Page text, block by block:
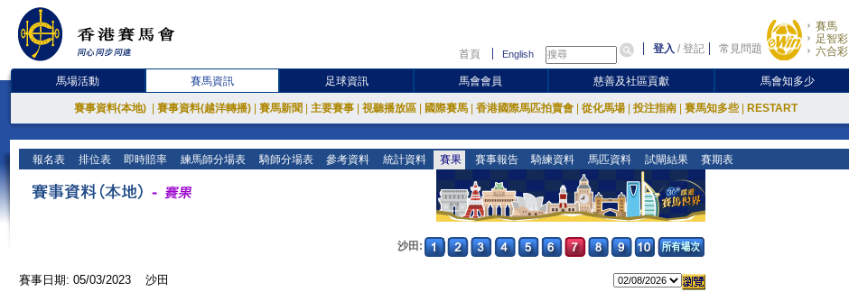
首頁 English 登入 /登記 常見問題
賽馬
足智彩
六合彩
馬場活動 賽馬資訊 足球資訊 馬會會員 慈善及社區貢獻 馬會知多少
賽事資料(本地) 賽事資料(越洋轉播) 賽馬新聞 主要賽事 視聽播放區 國際賽馬 香港國際馬匹拍賣會 從化馬場 投注指南 賽馬知多些 RESTART
報名表 排位表 即時賠率 練馬師分場表 騎師分場表 參考資料 統計資料 賽果 賽事報告 騎練資料 馬匹資料 試閘結果 賽期表
沙田:
賽事日期: 05/03/2023 沙田